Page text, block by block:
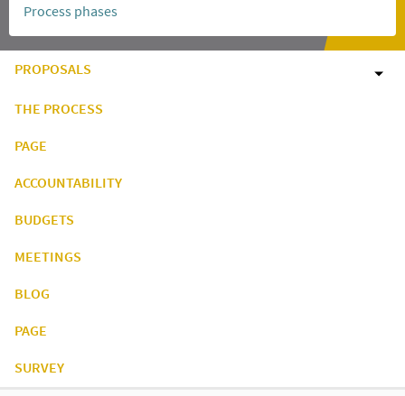
Process phases
PROPOSALS
THE PROCESS
PAGE
ACCOUNTABILITY
BUDGETS
MEETINGS
BLOG
PAGE
SURVEY